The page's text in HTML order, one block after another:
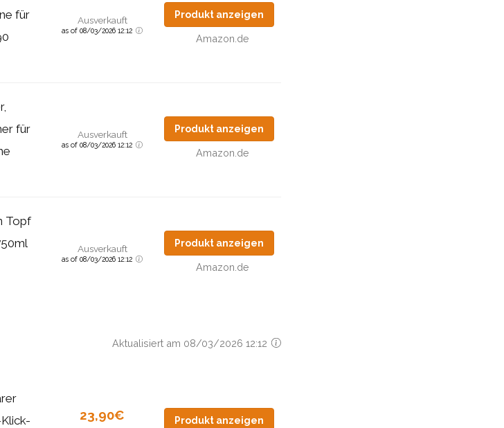
für
Ausverkauft
as of 08/03/2026 12:12
Produkt anzeigen
Amazon.de
für
Ausverkauft
as of 08/03/2026 12:12
Produkt anzeigen
Amazon.de
Topf
Ausverkauft
as of 08/03/2026 12:12
Produkt anzeigen
Amazon.de
Aktualisiert am 08/03/2026 12:12
23,90€ Produkt anzeigen